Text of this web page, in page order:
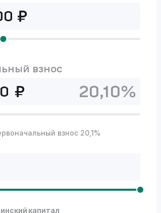
₽
взнос
₽ 20,10%
взнос 20,1%
капитал